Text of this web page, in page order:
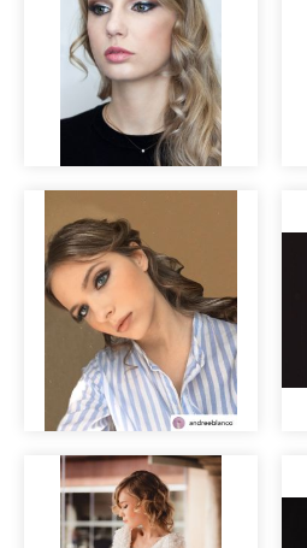
Maquillaje Beauty
para HRP
Making of